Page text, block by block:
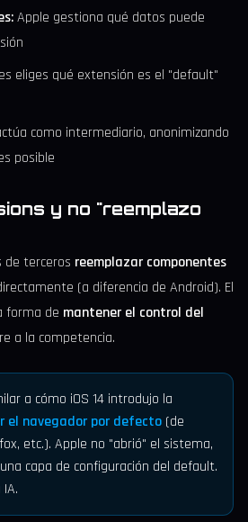
Apple gestiona qué datos puede
eliges qué extensión es el "default"
como intermediario, anonimizando
posible
y no "reemplazo
de terceros reemplazar componentes
(a diferencia de Android). El
forma de mantener el control del
a la competencia.
a cómo iOS 14 introdujo la
el navegador por defecto (de
etc.). Apple no "abrió" el sistema,
capa de configuración del default.